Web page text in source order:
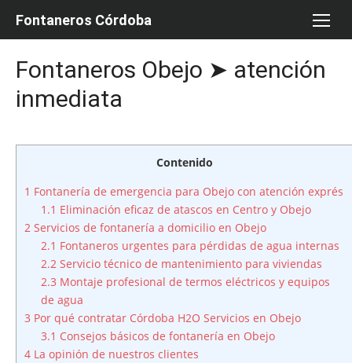
Fontaneros Córdoba
Fontaneros Obejo ➤ atención
inmediata
Contenido
1 Fontanería de emergencia para Obejo con atención exprés
1.1 Eliminación eficaz de atascos en Centro y Obejo
2 Servicios de fontanería a domicilio en Obejo
2.1 Fontaneros urgentes para pérdidas de agua internas
2.2 Servicio técnico de mantenimiento para viviendas
2.3 Montaje profesional de termos eléctricos y equipos
de agua
3 Por qué contratar Córdoba H2O Servicios en Obejo
3.1 Consejos básicos de fontanería en Obejo
4 La opinión de nuestros clientes